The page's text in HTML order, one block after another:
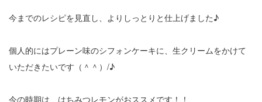
今までのレシピを見直し、よりしっとりと仕上げました♪
個人的にはプレーン味のシフォンケーキに、生クリームをかけて
いただきたいです（＾＾）/♪
今の時期は、はちみつレモンがおススメです！！